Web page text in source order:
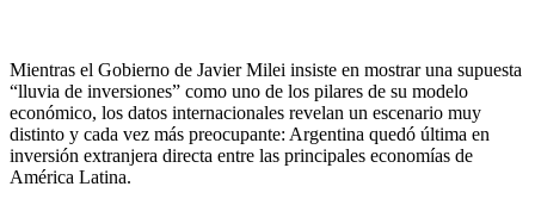
Mientras el Gobierno de Javier Milei insiste en mostrar una supuesta
“lluvia de inversiones” como uno de los pilares de su modelo
económico, los datos internacionales revelan un escenario muy
distinto y cada vez más preocupante: Argentina quedó última en
inversión extranjera directa entre las principales economías de
América Latina.